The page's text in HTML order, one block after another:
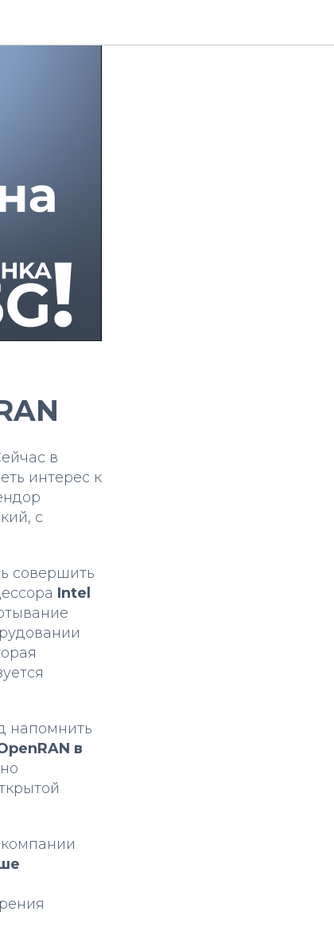
в
интерес к
с
совершить
Intel
напомнить
в